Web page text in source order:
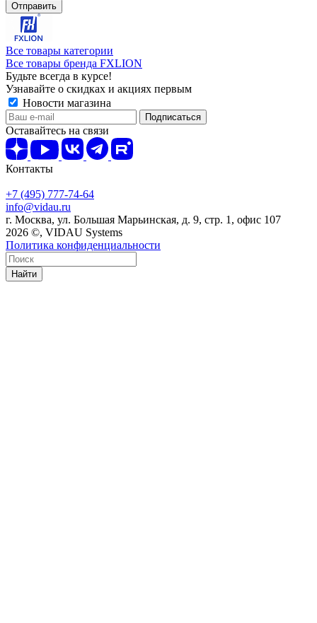
Отправить
Все товары категории
Все товары бренда FXLION
Будьте всегда в курсе!
Узнавайте о скидках и акциях первым
Новости магазина
Оставайтесь на связи
Контакты
+7 (495) 777-74-64
info@vidau.ru
г. Москва, ул. Большая Марьинская, д. 9, стр. 1, офис 107
2026 ©, VIDAU Systems
Политика конфиденциальности
Найти